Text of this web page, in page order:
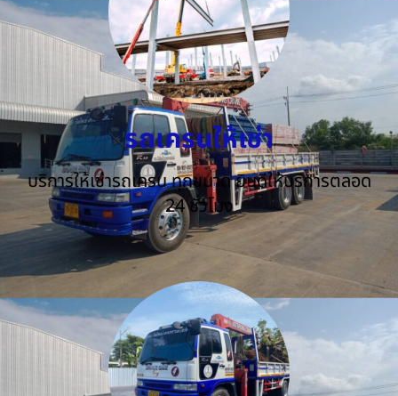
รถเครนให้เช่า
บริการให้เช่ารถเครน ทุกขนาด ยินดีให้บริการตลอด
24 ชั่วโมง